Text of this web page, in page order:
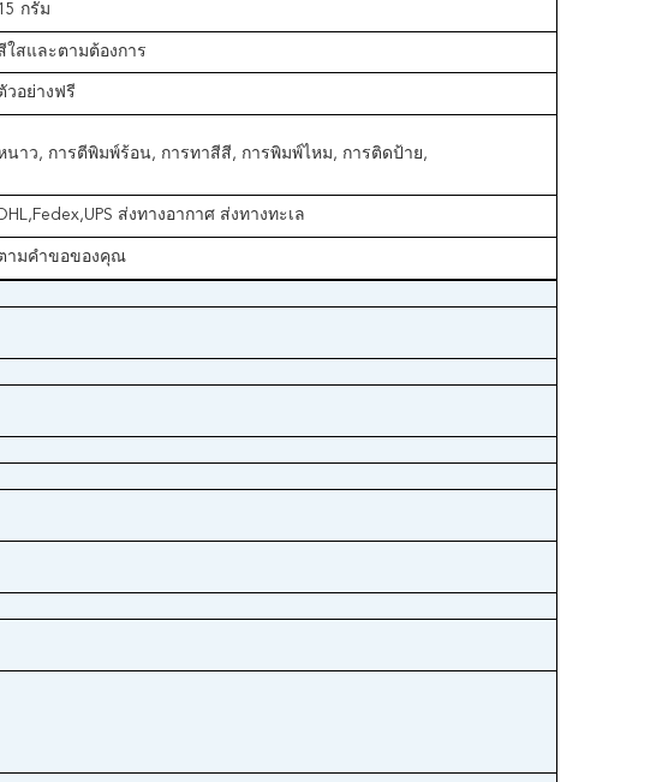
กรัม
ใสและตามต้องการ
วอย่างฟรี
นาว, การตีพิมพ์ร้อน, การทาสีสี, การพิมพ์ไหม, การติดป้าย,
DHL,Fedex,UPS ส่งทางอากาศ ส่งทางทะเล
ามคําขอของคุณ